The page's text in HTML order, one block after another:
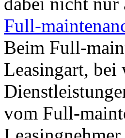
Full-
Beim Full-
Leasingart, bei
vom Full-